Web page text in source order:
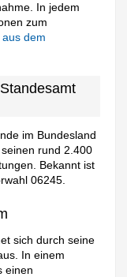
In jedem
zum
dem
im Bundesland
rund 2.400
Bekannt ist
06245.
sich durch seine
In einem
einen